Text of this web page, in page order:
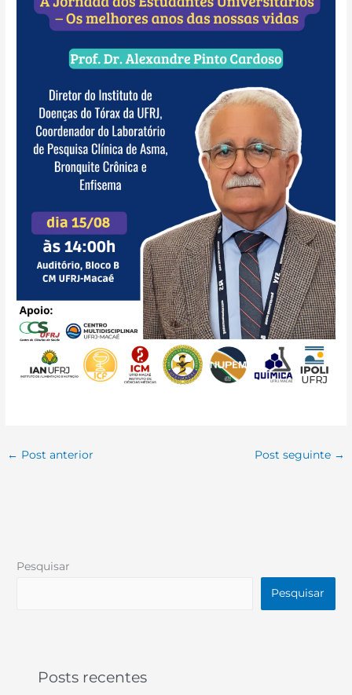
← Post anterior Post seguinte →
Pesquisar
Pesquisar
Posts recentes